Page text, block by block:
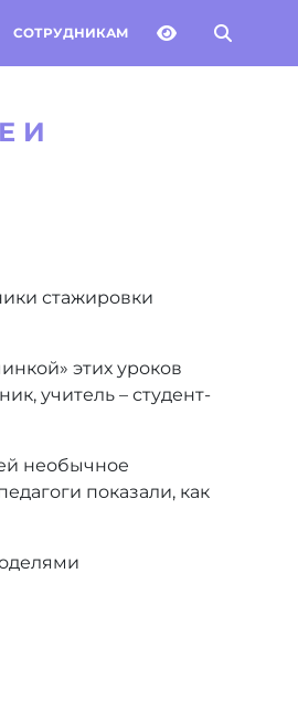
СОТРУДНИКАМ
И
стажировки
этих уроков
учитель – студент-
необычное
показали, как